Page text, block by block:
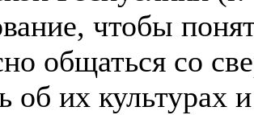
чтобы
общаться со
об их